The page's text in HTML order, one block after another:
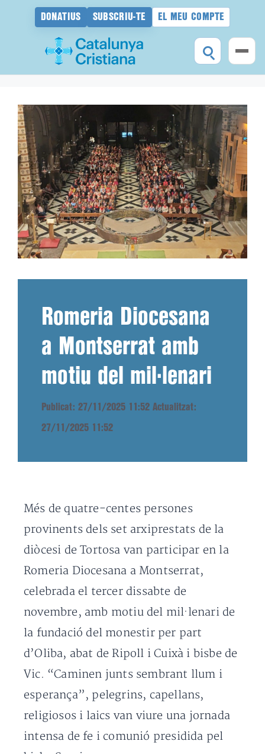
DONATIUS SUBSCRIU-TE EL MEU COMPTE
contingut
Romeria Diocesana
a Montserrat amb
motiu del mil·lenari
Publicat: 27/11/2025 11:52 Actualitzat:
27/11/2025 11:52
Més de quatre-centes persones
provinents dels set arxiprestats de la
diòcesi de Tortosa van participar en la
Romeria Diocesana a Montserrat,
celebrada el tercer dissabte de
novembre, amb motiu del mil·lenari de
la fundació del monestir per part
d’Oliba, abat de Ripoll i Cuixà i bisbe de
Vic. “Caminen junts sembrant llum i
esperança”, pelegrins, capellans,
religiosos i laics van viure una jornada
intensa de fe i comunió presidida pel